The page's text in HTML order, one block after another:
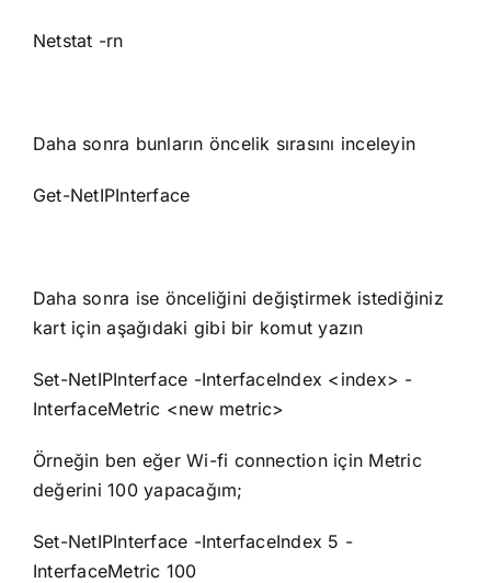
Netstat -rn
Daha sonra bunların öncelik sırasını inceleyin
Get-NetIPInterface
Daha sonra ise önceliğini değiştirmek istediğiniz
kart için aşağıdaki gibi bir komut yazın
Set-NetIPInterface -InterfaceIndex <index> -
InterfaceMetric <new metric>
Örneğin ben eğer Wi-fi connection için Metric
değerini 100 yapacağım;
Set-NetIPInterface -InterfaceIndex 5 -
InterfaceMetric 100